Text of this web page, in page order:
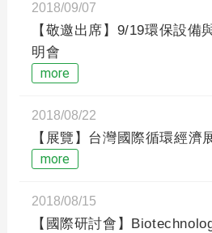
2018/09/07
【敬邀出席】9/19環保設備
明會
more
2018/08/22
【展覽】台灣國際循環經濟
more
2018/08/15
【國際研討會】